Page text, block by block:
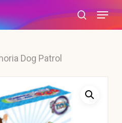
search
Menu
Dog Patrol